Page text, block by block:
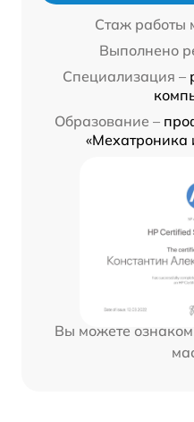
Стаж работы
Выполнено
Специализация –
Образование –
«Мехатроника
Вы можете